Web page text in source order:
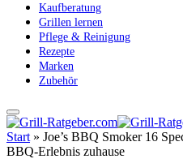
Kaufberatung
Grillen lernen
Pflege & Reinigung
Rezepte
Marken
Zubehör
Start » Joe’s BBQ Smoker 16
BBQ-Erlebnis zuhause